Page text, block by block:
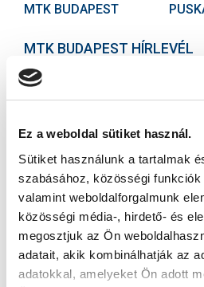
Ez a weboldal sütiket használ.
Sütiket használunk a tartalmak
szabásához, közösségi
valamint weboldalforgalmunk
közösségi média-, hirdető- és
megosztjuk az Ön
adatait, akik kombinálhatják az
adatokkal, amelyeket Ön adott
MTK BUDAPEST
MTK BUDAPEST HÍRLEVÉL
Ne maradjon le egy eseményről
Elfogadom az